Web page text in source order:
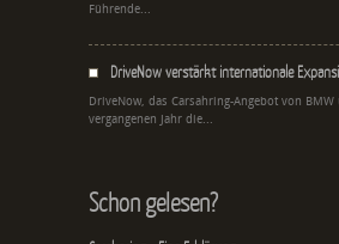
Führende...
DriveNow verstärkt internationale
DriveNow, das Carsahring-Angebot von BMW
vergangenen Jahr die...
Schon gelesen?